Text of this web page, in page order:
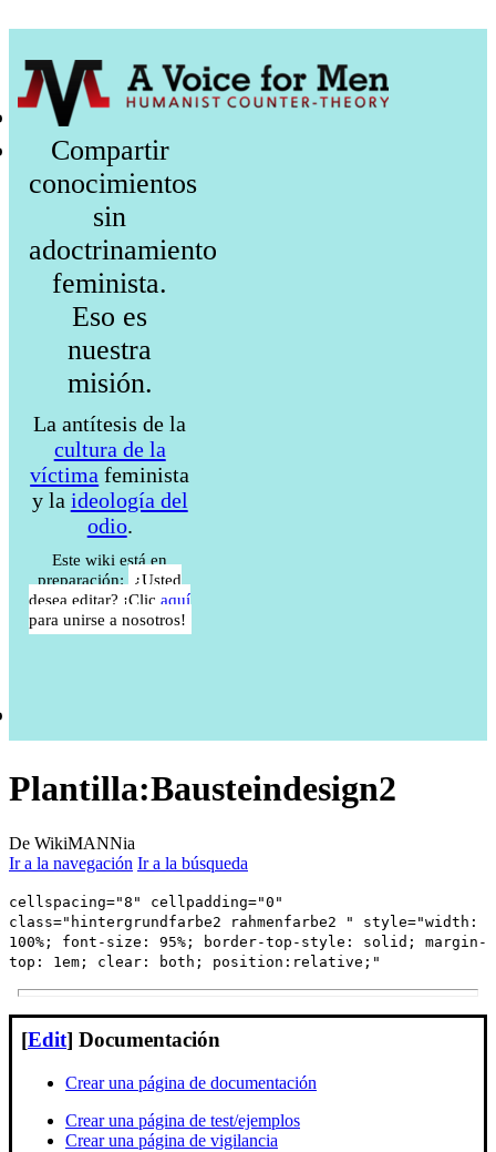
Compartir
conocimientos
sin
adoctrinamiento
feminista.
Eso es
nuestra
misión.
La antítesis de la
cultura de la
víctima feminista
y la ideología del
odio.
Este wiki está en
preparación:
¿Usted
desea editar? ¡Clicaquí
para unirse a nosotros!
Plantilla:Bausteindesign2
De WikiMANNia
Ir a la navegación Ir a la búsqueda
cellspacing="8" cellpadding="0"
class="hintergrundfarbe2 rahmenfarbe2 " style="width:
100%; font-size: 95%; border-top-style: solid; margin-
top: 1em; clear: both; position:relative;"
[Edit] Documentación
Crear una página de documentación
Crear una página de test/ejemplos
Crear una página de vigilancia